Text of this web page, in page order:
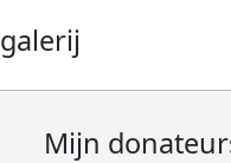
galerij
Mijn